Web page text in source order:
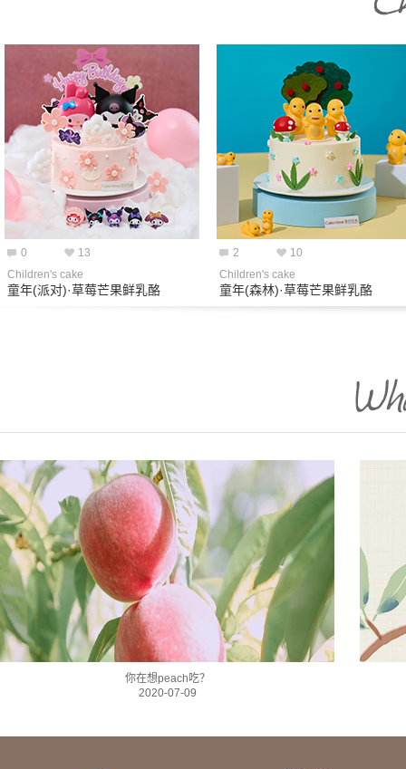
0
13
Children's cake
童年(派对)·草莓芒果鲜乳酪
2
10
Children's cake
童年(森林)·草莓芒果鲜乳酪
你在想peach吃？
2020-07-09